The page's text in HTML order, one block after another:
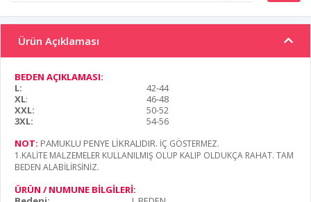
Ürün Açıklaması
BEDEN AÇIKLAMASI:
L:
42-44
XL:
46-48
XXL:
50-52
3XL:
54-56
NOT: PAMUKLU PENYE LİKRALIDIR. İÇ GÖSTERMEZ.
1.KALİTE MALZEMELER KULLANILMIŞ OLUP KALIP OLDUKÇA RAHAT. TAM
BEDEN ALABİLİRSİNİZ.
ÜRÜN / NUMUNE BİLGİLERİ: